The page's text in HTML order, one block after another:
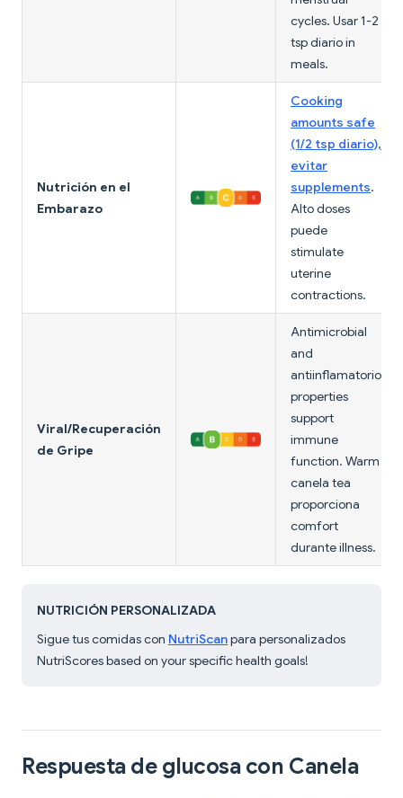
cycles. Usar 1-2
tsp diario in
meals.
Nutrición en el
Embarazo
Cooking
amounts safe
(1/2 tsp diario),
evitar
supplements.
Alto doses
puede
stimulate
uterine
contractions.
Viral/Recuperación
de Gripe
Antimicrobial
and
antiinflamatorio
properties
support
immune
function. Warm
canela tea
proporciona
comfort
durante illness.
NUTRICIÓN PERSONALIZADA
Sigue tus comidas con NutriScanpara personalizados
NutriScores based on your specific health goals!
Respuesta de glucosa con Canela